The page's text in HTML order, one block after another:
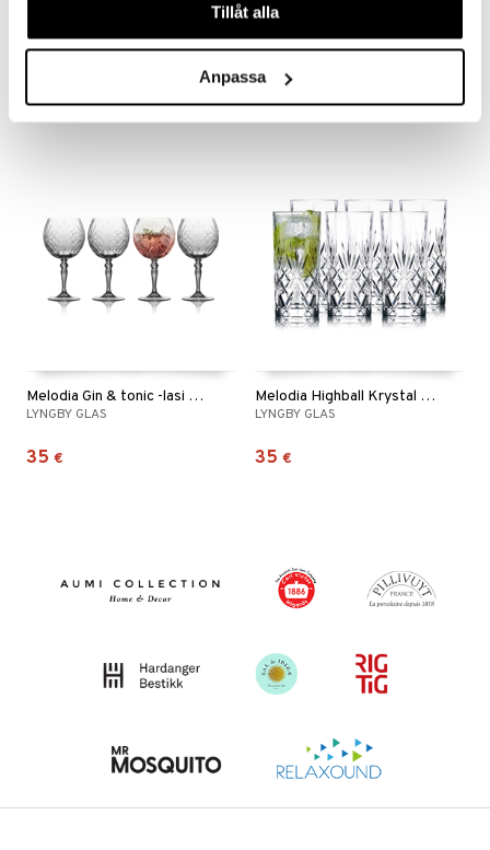
Tillåt alla
Anpassa
NACHTMANN ORREFORS
40,90
Melodia Gin & tonic -lasi Krystal 65 cl 4 kpl
LYNGBY GLAS
35 €
Melodia Highball Krystal 36 cl 6-pack
LYNGBY GLAS
35 €